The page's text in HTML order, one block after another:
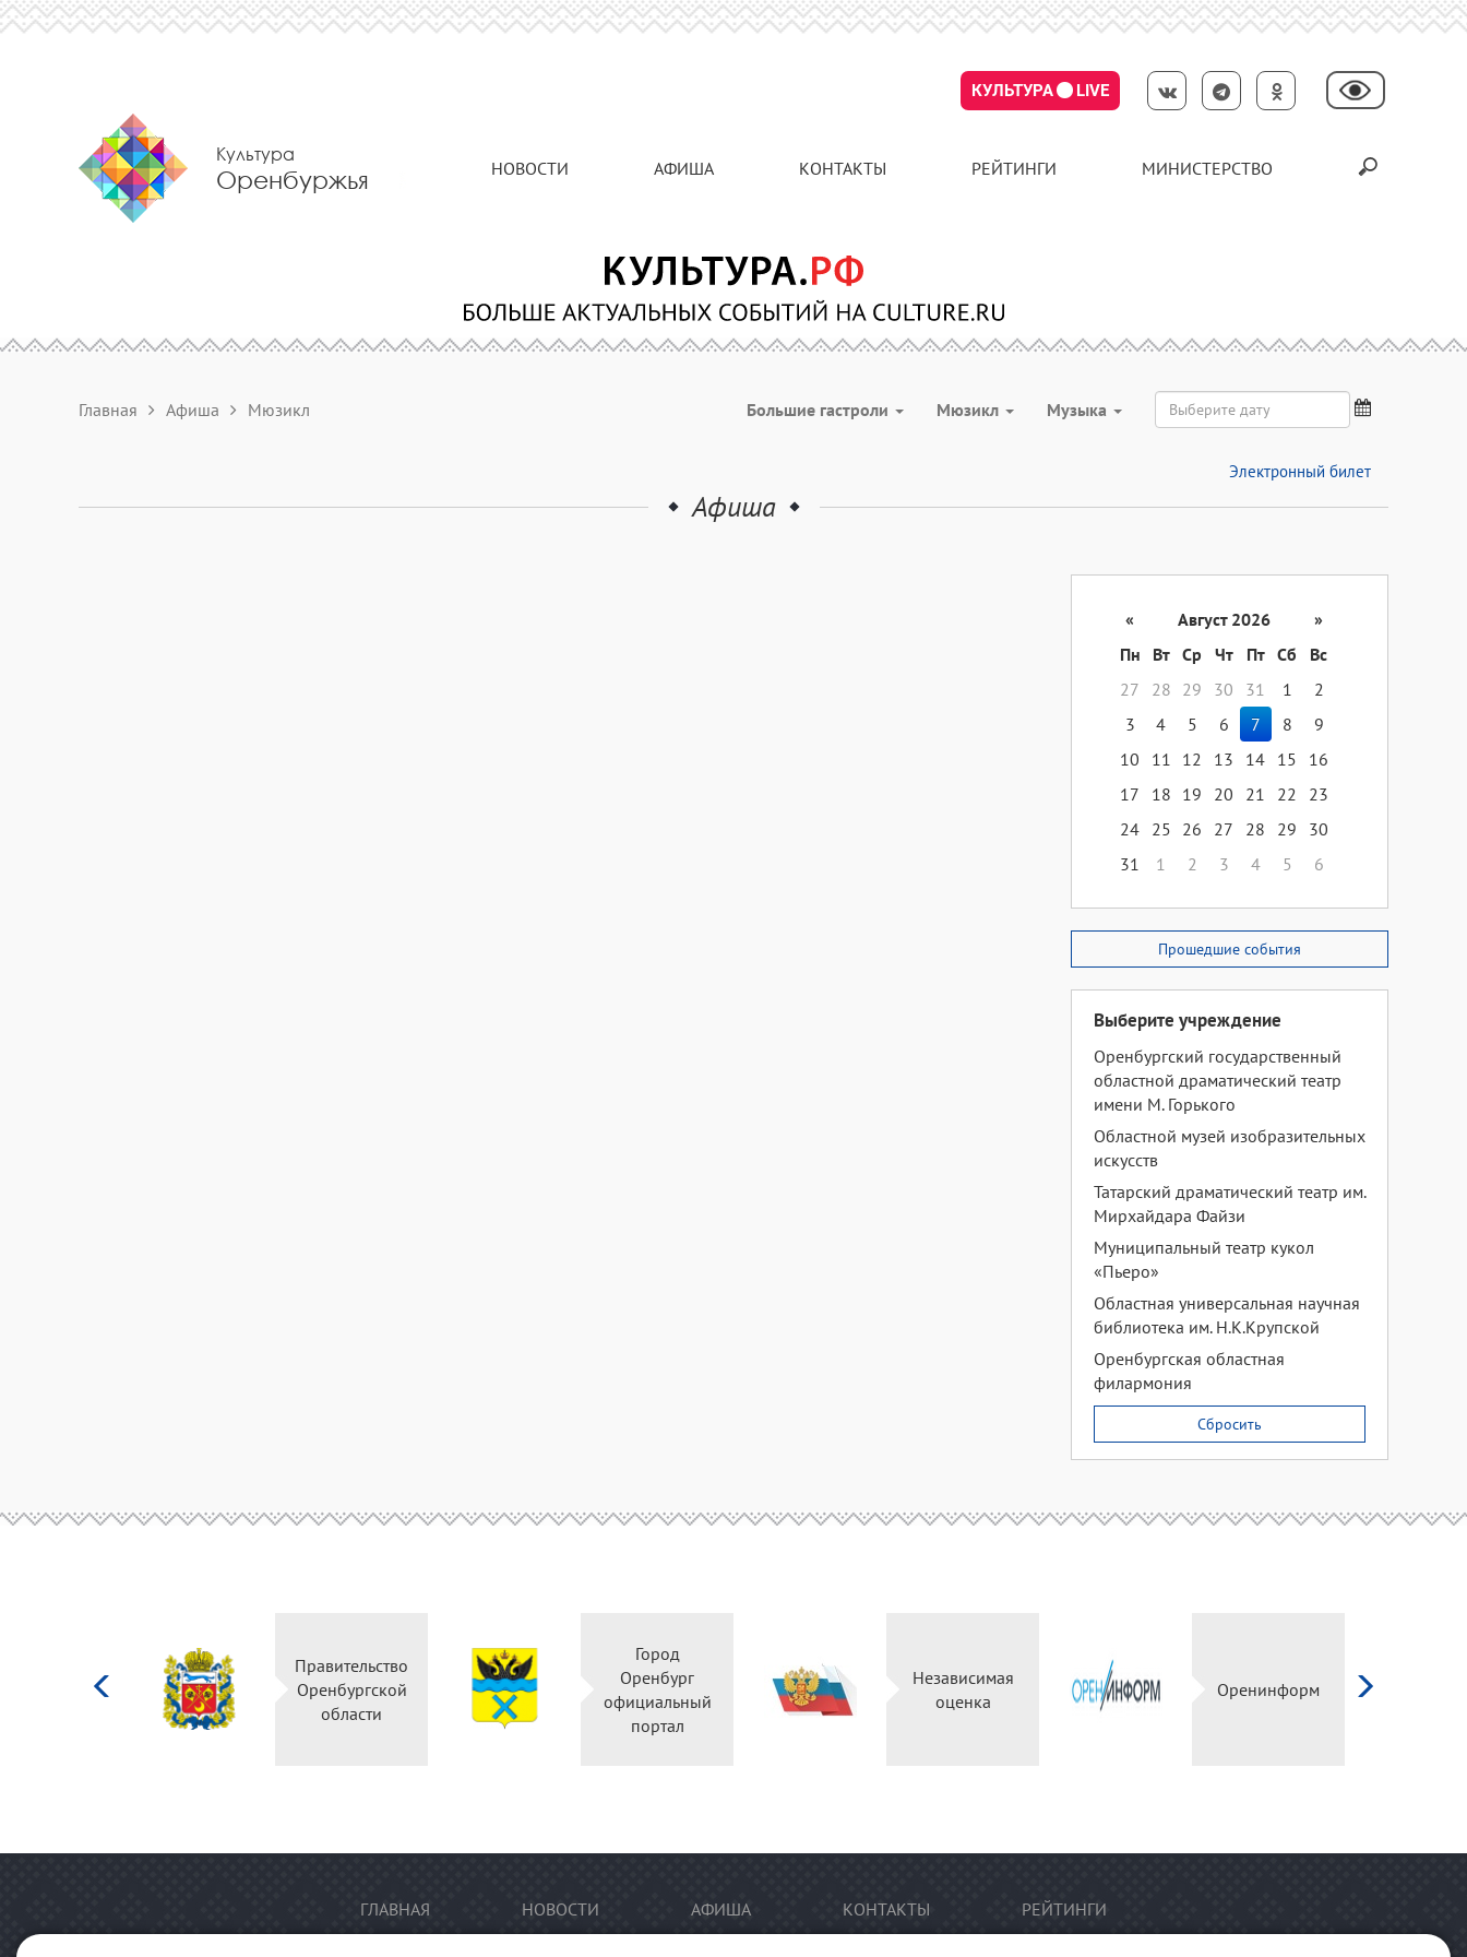
КУЛЬТУРА LIVE
Культура
Оренбуржья НОВОСТИ АФИША КОНТАКТЫ РЕЙТИНГИ МИНИСТЕРСТВО
Главная Афиша Мюзикл Большие гастроли Мюзикл Музыка
Электронный билет
Афиша
« Август 2026
»
Пн
Вт Ср Чт Пт Сб
Вс
27
28 29 30 31 1
2
3
4 5 6 7 8
9
10
11 12 13 14 15
16
17
18 19 20 21 22
23
24 25 26 27 28 29
30
31
1 2 3 4 5 6
Прошедшие события
Выберите учреждение
Оренбургский государственный
областной драматический театр
имени М. Горького
Областной музей изобразительных
искусств
Татарский драматический театр им.
Мирхайдара Файзи
Муниципальный театр кукол
«Пьеро»
Областная универсальная научная
библиотека им. Н.К.Крупской
Оренбургская областная
филармония
Сбросить
Правительство
Оренбургской
области
Город
Оренбург
официальный
портал
Независимая
оценка
Оренинформ
ГЛАВНАЯ НОВОСТИ АФИША КОНТАКТЫ РЕЙТИНГИ